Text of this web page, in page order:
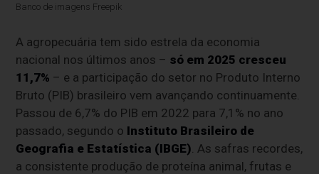
Banco de imagens Freepik
A agropecuária tem sido estrela da economia
nacional nos últimos anos – só em 2025 cresceu
11,7% – e a participação do setor no Produto Interno
Bruto (PIB) brasileiro vem avançando continuamente.
Passou de 6,7% do PIB em 2022 para 7,1% no ano
passado, segundo o Instituto Brasileiro de
Geografia e Estatística (IBGE) . As safras recordes,
a consistente produção de proteína animal, frutas e